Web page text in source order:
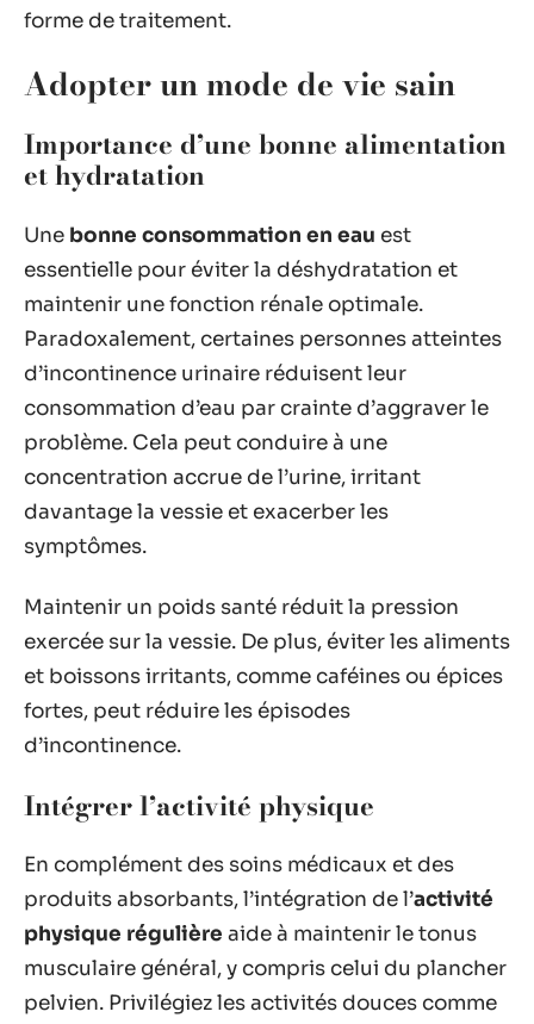
forme de traitement.
Adopter un mode de vie sain
Importance d’une bonne alimentation
et hydratation
Une bonne consommation en eau est
essentielle pour éviter la déshydratation et
maintenir une fonction rénale optimale.
Paradoxalement, certaines personnes atteintes
d’incontinence urinaire réduisent leur
consommation d’eau par crainte d’aggraver le
problème. Cela peut conduire à une
concentration accrue de l’urine, irritant
davantage la vessie et exacerber les
symptômes.
Maintenir un poids santé réduit la pression
exercée sur la vessie. De plus, éviter les aliments
et boissons irritants, comme caféines ou épices
fortes, peut réduire les épisodes
d’incontinence.
Intégrer l’activité physique
En complément des soins médicaux et des
produits absorbants, l’intégration de l’activité
physique régulière aide à maintenir le tonus
musculaire général, y compris celui du plancher
pelvien. Privilégiez les activités douces comme